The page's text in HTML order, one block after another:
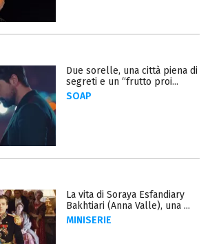
Due sorelle, una città piena di
segreti e un “frutto proi...
SOAP
La vita di Soraya Esfandiary
Bakhtiari (Anna Valle), una ...
MINISERIE